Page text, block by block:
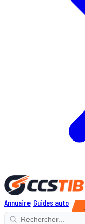
Annuaire Guides auto